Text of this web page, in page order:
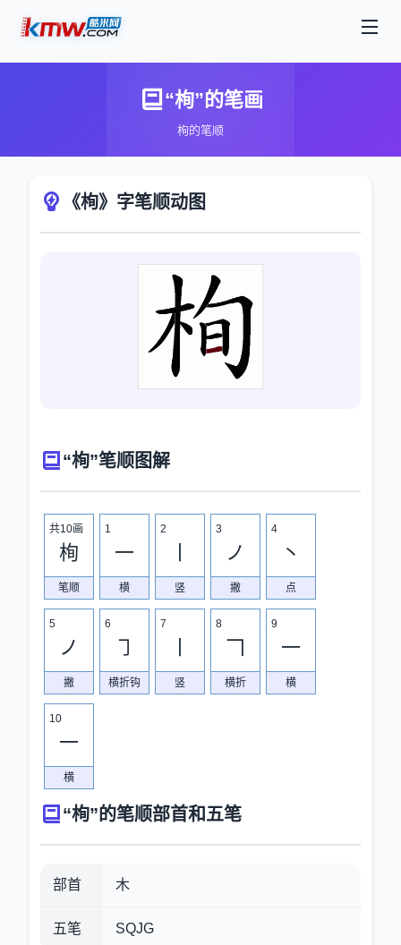
“栒”的笔画
栒的笔顺
《栒》字笔顺动图
“栒”笔顺图解
共10画
栒
笔顺
1
一
横
2
竖
3
ノ
撇
4
丶
点
5
ノ
撇
6
㇆
横折钩
7
竖
8
𠃍
横折
9
一
横
10
一
横
“栒”的笔顺部首和五笔
部首 木
五笔 SQJG